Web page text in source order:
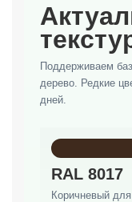
Поддерживаем
дерево. Редкие
дней.
RAL 8017
Коричневый